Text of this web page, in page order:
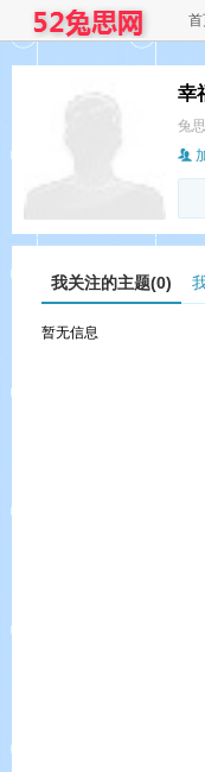
幸
兔
我关注的主题(0)
暂无信息